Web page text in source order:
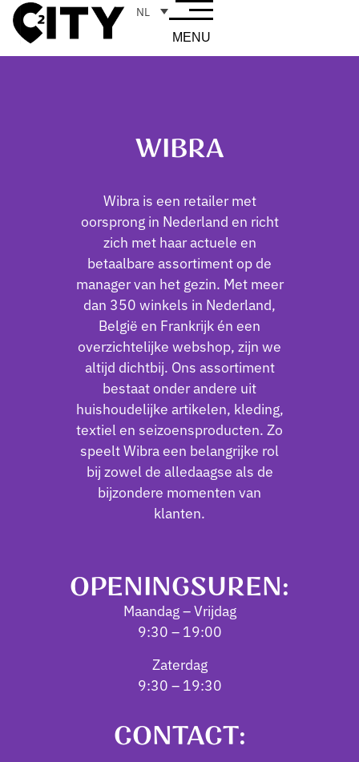
NL
MENU
WIBRA
Wibra is een retailer met
oorsprong in Nederland en richt
zich met haar actuele en
betaalbare assortiment op de
manager van het gezin. Met meer
dan 350 winkels in Nederland,
België en Frankrijk én een
overzichtelijke webshop, zijn we
altijd dichtbij. Ons assortiment
bestaat onder andere uit
huishoudelijke artikelen, kleding,
textiel en seizoensproducten. Zo
speelt Wibra een belangrijke rol
bij zowel de alledaagse als de
bijzondere momenten van
klanten.
OPENINGSUREN:
Maandag – Vrijdag
9:30 – 19:00
Zaterdag
9:30 – 19:30
CONTACT: